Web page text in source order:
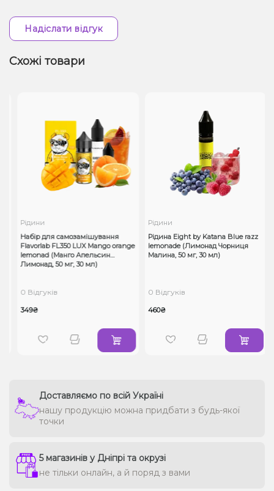
Надіслати відгук
Схожі товари
Рідини
Набір для самозамішування
Flavorlab FL350 LUX Mango orange
lemonad (Манго Апельсин
Лимонад, 50 мг, 30 мл)
0 Відгуків
349₴
Рідини
Рідина Eight by Katana Blue razz
lemonade (Лимонад Чорниця
Малина, 50 мг, 30 мл)
0 Відгуків
460₴
Доставляємо по всій Україні
нашу продукцію можна придбати з будь-якої
точки
5 магазинів у Дніпрі та окрузі
не тільки онлайн, а й поряд з вами